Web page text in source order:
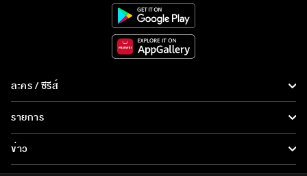
ละคร / ซีรีส์
ละคร/ซีรีส์
ซีรีส์นานาชาติ
การ์ตูน & เกม
รายการ
รายการทั้งหมด
ข่าว
ข่าวทั้งหมด